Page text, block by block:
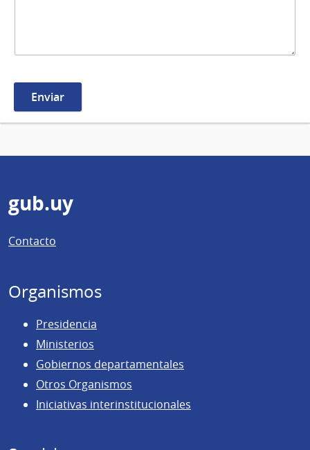
Pie
de
página
gub.uy
Contacto
Organismos
Presidencia
Ministerios
Gobiernos departamentales
Otros Organismos
Iniciativas interinstitucionales